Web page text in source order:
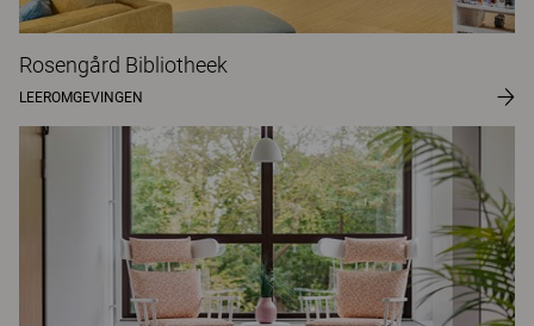
Rosengård Bibliotheek
LEEROMGEVINGEN